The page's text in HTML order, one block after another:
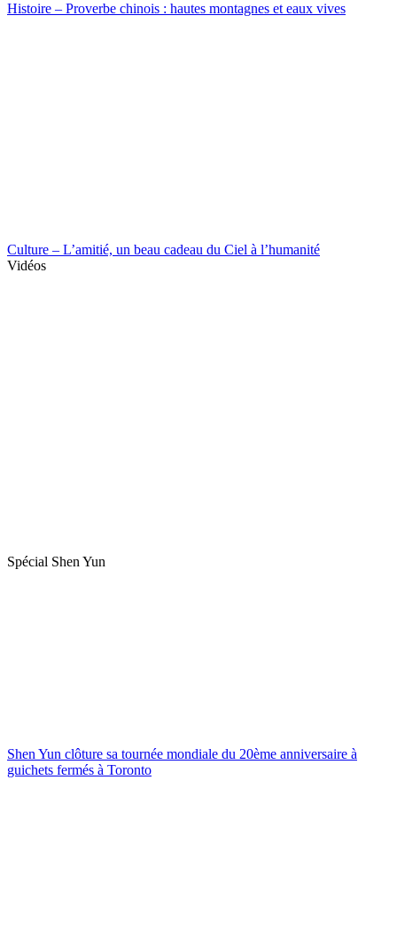
Histoire – Proverbe chinois : hautes montagnes et eaux vives
Culture – L’amitié, un beau cadeau du Ciel à l’humanité
Vidéos
Spécial Shen Yun
Shen Yun clôture sa tournée mondiale du 20ème anniversaire à
guichets fermés à Toronto